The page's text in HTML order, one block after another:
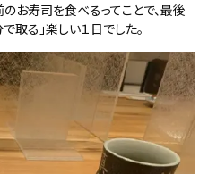
お寿司を食べるってことで、最後
取る」楽しい１日でした。